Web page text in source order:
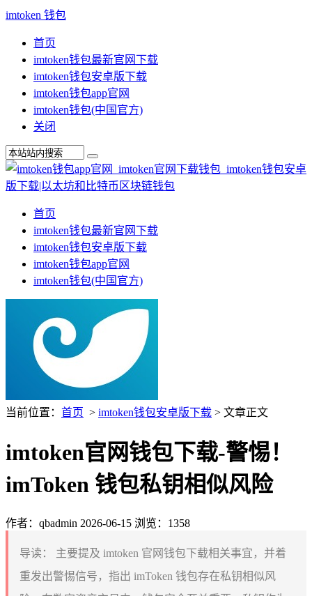
imtoken 钱包
首页
imtoken钱包最新官网下载
imtoken钱包安卓版下载
imtoken钱包app官网
imtoken钱包(中国官方)
关闭
首页
imtoken钱包最新官网下载
imtoken钱包安卓版下载
imtoken钱包app官网
imtoken钱包(中国官方)
当前位置： 首页 > imtoken钱包安卓版下载 > 文章正文
imtoken官网钱包下载-警惕！
imToken 钱包私钥相似风险
作者：qbadmin 2026-06-15 浏览：1358
导读：
主要提及 imtoken 官网钱包下载相关事宜，并着
重发出警惕信号，指出 imToken 钱包存在私钥相似风